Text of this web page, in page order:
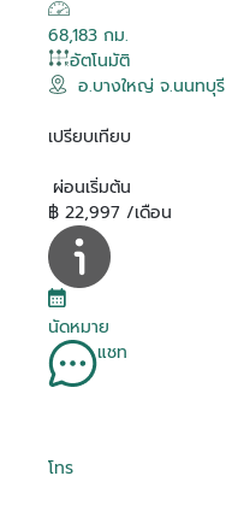
68,183 กม.
อัตโนมัติ
อ.บางใหญ่ จ.นนทบุรี
เปรียบเทียบ
ผ่อนเริ่มต้น
฿ 22,997 /เดือน
นัดหมาย
แชท
โทร